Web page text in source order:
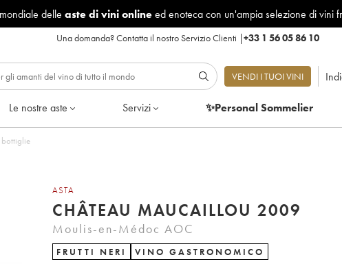
delle aste di vini onlineed enoteca con un'ampia selezione di vini
Una domanda?Contatta il nostro Servizio Clienti |+33 1 56 05 86 10
VENDI I TUOI VINI
Le nostre aste Servizi ✨Personal Sommelier
di 6 bottiglie
ASTA
CHÂTEAU MAUCAILLOU 2009
Moulis-en-Médoc AOC
FRUTTI NERI VINO GASTRONOMICO